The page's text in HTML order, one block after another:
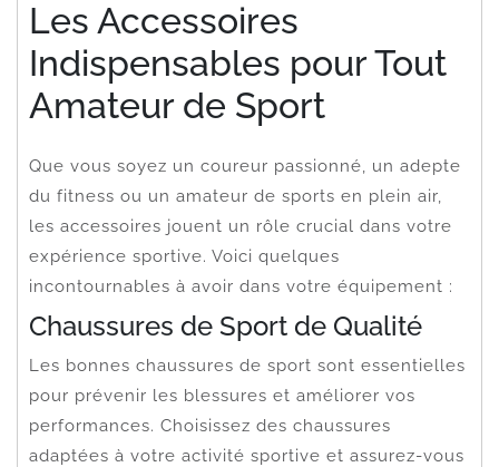
Les Accessoires
Indispensables pour Tout
Amateur de Sport
Que vous soyez un coureur passionné, un adepte
du fitness ou un amateur de sports en plein air,
les accessoires jouent un rôle crucial dans votre
expérience sportive. Voici quelques
incontournables à avoir dans votre équipement :
Chaussures de Sport de Qualité
Les bonnes chaussures de sport sont essentielles
pour prévenir les blessures et améliorer vos
performances. Choisissez des chaussures
adaptées à votre activité sportive et assurez-vous